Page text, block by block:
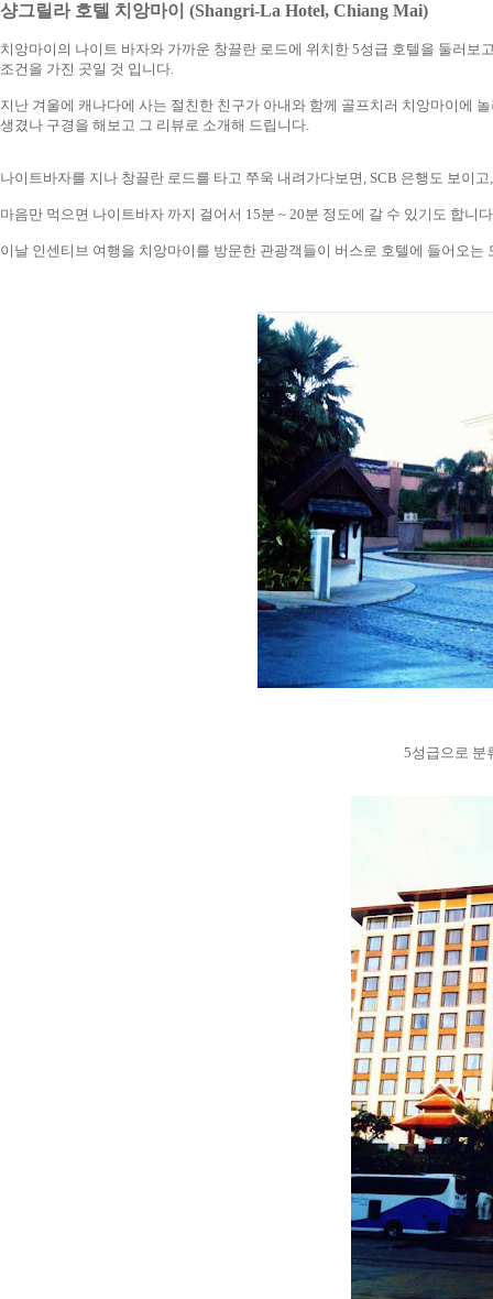
샹그릴라 호텔 치앙마이 (Shangri-La Hotel, Chiang Mai)
치앙마이의 나이트 바자와 가까운 창끌란 로드에 위치한 5성급 호텔을 둘러
조건을 가진 곳일 것 입니다.
지난 겨울에 캐나다에 사는 절친한 친구가 아내와 함께 골프치러 치앙마이에
생겼나 구경을 해보고 그 리뷰로 소개해 드립니다.
나이트바자를 지나 창끌란 로드를 타고 쭈욱 내려가다보면, SCB 은행도 보이
마음만 먹으면 나이트바자 까지 걸어서 15분 ~ 20분 정도에 갈 수 있기도 합니
이날 인센티브 여행을 치앙마이를 방문한 관광객들이 버스로 호텔에 들어오
5성급으로 분